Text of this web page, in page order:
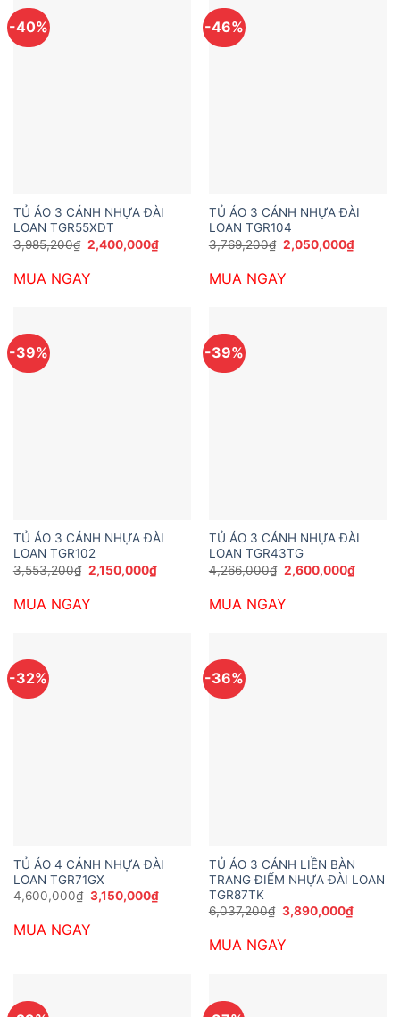
-40%
TỦ ÁO 3 CÁNH NHỰA ĐÀI
LOAN TGR55XDT
3,985,200₫ Giá
gốc
3,985,200₫.
2,400,000₫Giá
hiện
MUA NGAY
-46%
TỦ ÁO 3 CÁNH NHỰA ĐÀI
LOAN TGR104
3,769,200₫ Giá
gốc
3,769,200₫.
2,050,000₫Giá
hiện
MUA NGAY
-39%
TỦ ÁO 3 CÁNH NHỰA ĐÀI
LOAN TGR102
3,553,200₫ Giá
gốc
3,553,200₫.
2,150,000₫Giá
hiện
MUA NGAY
-39%
TỦ ÁO 3 CÁNH NHỰA ĐÀI
LOAN TGR43TG
4,266,000₫ Giá
gốc
4,266,000₫.
2,600,000₫Giá
hiện
MUA NGAY
-32%
TỦ ÁO 4 CÁNH NHỰA ĐÀI
LOAN TGR71GX
4,600,000₫ Giá
gốc
4,600,000₫.
3,150,000₫Giá
hiện
3,150,000₫.
MUA NGAY
-36%
TỦ ÁO 3 CÁNH LIỀN BÀN
TRANG ĐIỂM NHỰA ĐÀI LOAN
TGR87TK
6,037,200₫ Giá
gốc
6,037,200₫.
3,890,000₫Giá
hiện
MUA NGAY